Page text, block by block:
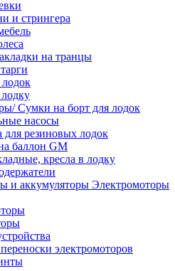
и стрингера
на транцы
Сумки на борт для лодок
насосы
резиновых лодок
баллон GM
кресла в лодку
Электромоторы
электромоторов